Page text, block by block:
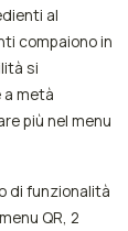
al
compaiono in
si
metà
più nel menu
di funzionalità
QR, 2